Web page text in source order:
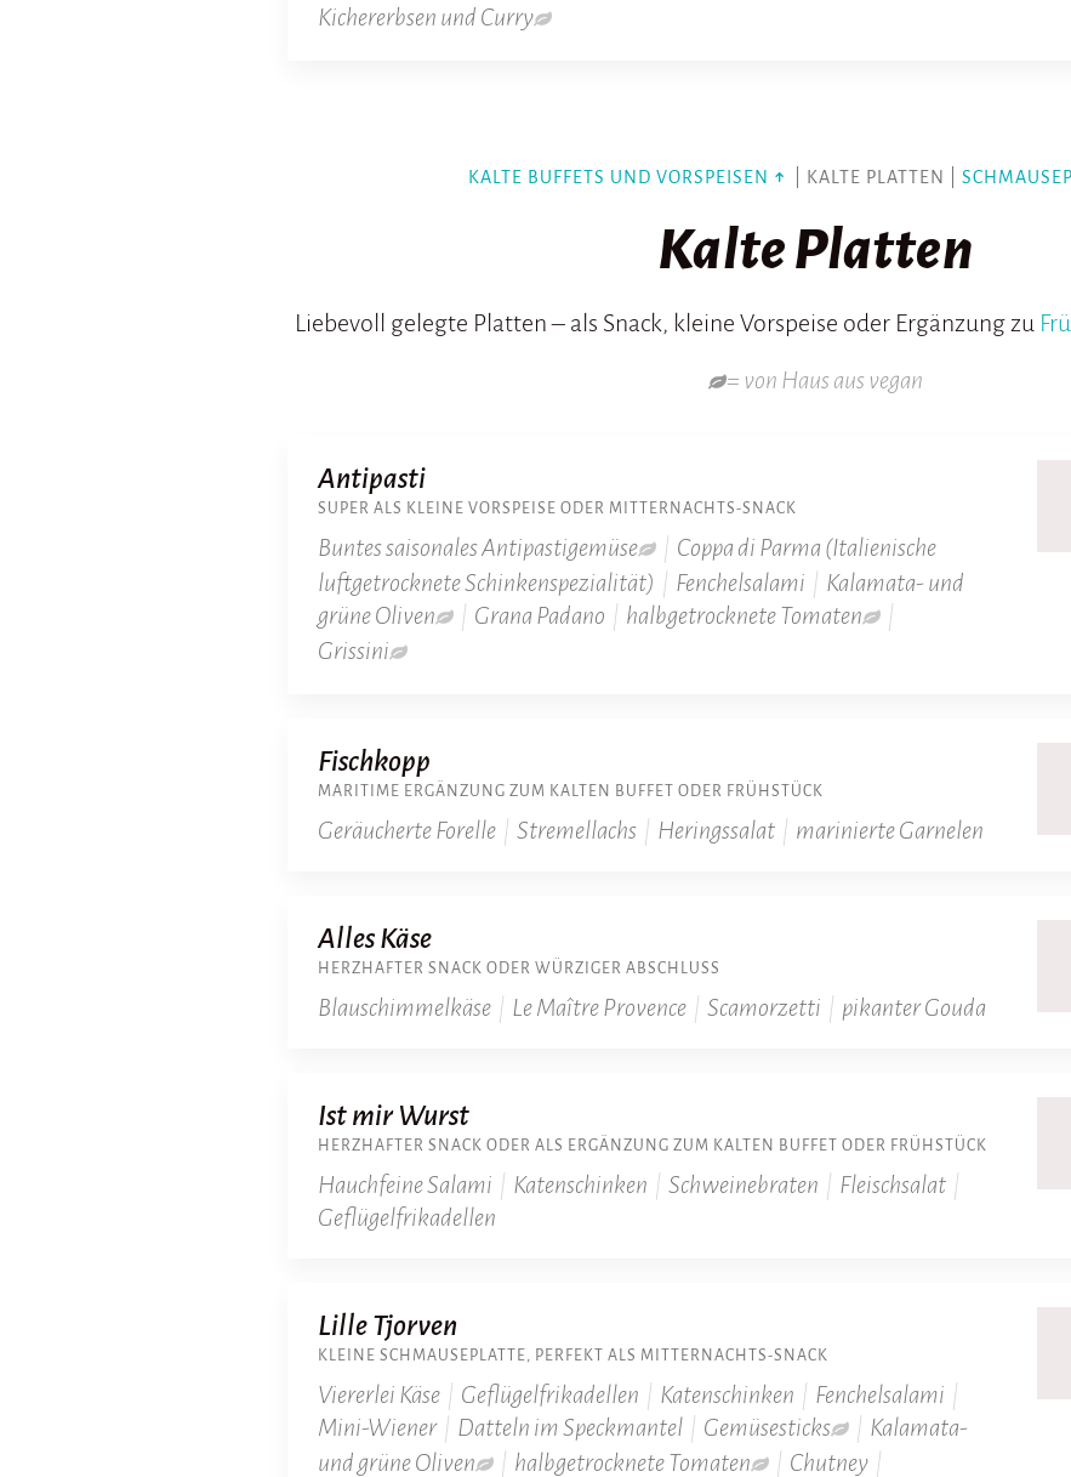
Kichererbsen und Curry
KALTE BUFFETS UND VORSPEISEN | KALTE PLATTEN |
Kalte Platten
Liebevoll gelegte Platten – als Snack, kleine Vorspeise oder Ergänzung zu
= von Haus aus vegan
Antipasti
SUPER ALS KLEINE VORSPEISE ODER MITTERNACHTS-SNACK
Buntes saisonales Antipastigemüse | Coppa di Parma (Italienische
luftgetrocknete Schinkenspezialität) | Fenchelsalami | Kalamata- und
grüne Oliven
| Grana Padano | halbgetrocknete Tomaten
|
Grissini
Fischkopp
MARITIME ERGÄNZUNG ZUM KALTEN BUFFET ODER FRÜHSTÜCK
Geräucherte Forelle | Stremellachs | Heringssalat | marinierte Garnelen
Alles Käse
HERZHAFTER SNACK ODER WÜRZIGER ABSCHLUSS
Blauschimmelkäse | Le Maître Provence | Scamorzetti | pikanter Gouda
Ist mir Wurst
HERZHAFTER SNACK ODER ALS ERGÄNZUNG ZUM KALTEN BUFFET ODER FRÜHSTÜCK
Hauchfeine Salami | Katenschinken | Schweinebraten | Fleischsalat |
Geflügelfrikadellen
Lille Tjorven
KLEINE SCHMAUSEPLATTE, PERFEKT ALS MITTERNACHTS-SNACK
Viererlei Käse | Geflügelfrikadellen | Katenschinken | Fenchelsalami |
Mini-Wiener | Datteln im Speckmantel | Gemüsesticks | Kalamata-
und grüne Oliven
| halbgetrocknete Tomaten | Chutney |